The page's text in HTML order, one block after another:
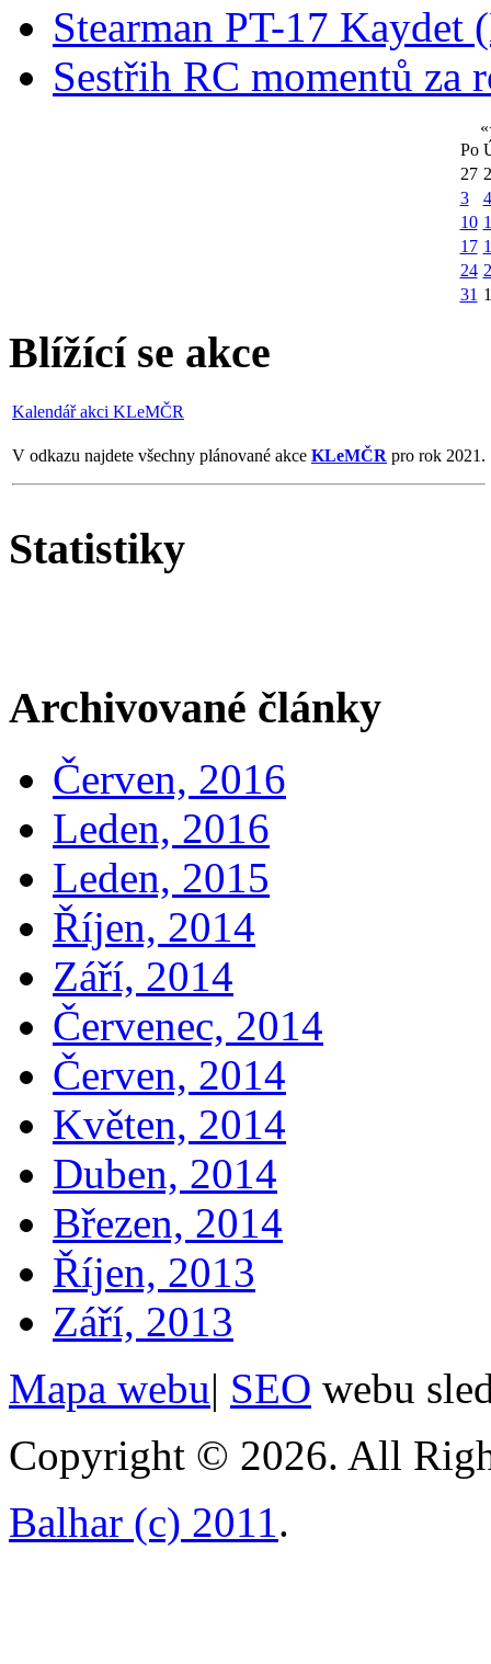
Stearman PT-17 Kaydet
Sestřih RC momentů za
«
Po
27
3
4
10
17
24
31 1
Blížící se akce
Kalendář akci KLeMČR
V odkazu najdete všechny plánované akce KLeMČR pro rok 2021.
Statistiky
Archivované články
Červen, 2016
Leden, 2016
Leden, 2015
Říjen, 2014
Září, 2014
Červenec, 2014
Červen, 2014
Květen, 2014
Duben, 2014
Březen, 2014
Říjen, 2013
Září, 2013
Mapa webu| SEO webu
Copyright © 2026. All
Balhar (c) 2011.